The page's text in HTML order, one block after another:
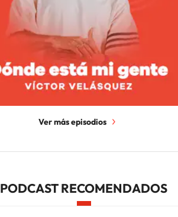
Ver más episodios
PODCAST RECOMENDADOS